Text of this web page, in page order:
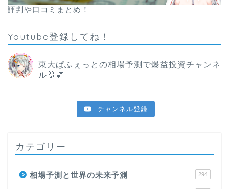
評判や口コミまとめ！
Youtube登録してね！
東大ぱふぇっとの相場予測で爆益投資チャンネ
ル🐰💕
チャンネル登録
カテゴリー
相場予測と世界の未来予測 294